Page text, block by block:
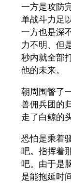
一方是攻防
单战斗力足
一方也是深
力不明、但
秒内就全部
他的未来。
朝周围瞥了
兽佣兵团的
走了白鲸的
恐怕是乘着
吧。指挥着
吧。由于是
是能拖延时